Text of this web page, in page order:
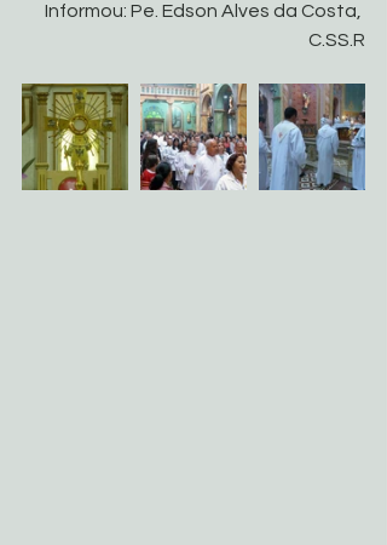
Informou: Pe. Edson Alves da Costa,
C.SS.R